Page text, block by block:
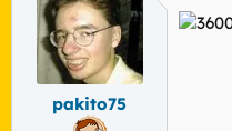
pakito75